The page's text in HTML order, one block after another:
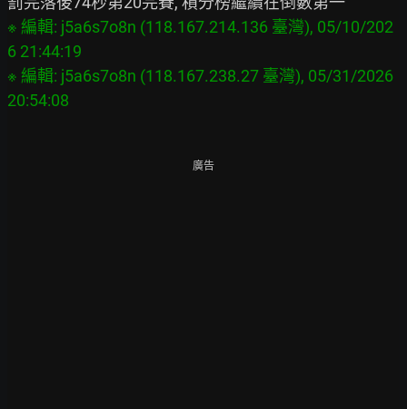
※ 編輯: j5a6s7o8n (118.167.214.136 臺灣), 05/10/202
6 21:44:19
※ 編輯: j5a6s7o8n (118.167.238.27 臺灣), 05/31/2026
廣告